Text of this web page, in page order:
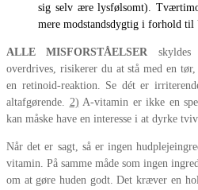
sig selv ære lysfølsomt).
mere modstandsdygtig i forhold til
ALLE MISFORSTÅELSER
overdrives, risikerer du at stå med en
en retinoid-reaktion. Se dét er
altafgørende. 2) A-vitamin er ikke en
kan måske have en interesse i at dyrke
Når det er sagt, så er ingen
vitamin. På samme måde som ingen
om at gøre huden godt. Det kræver en